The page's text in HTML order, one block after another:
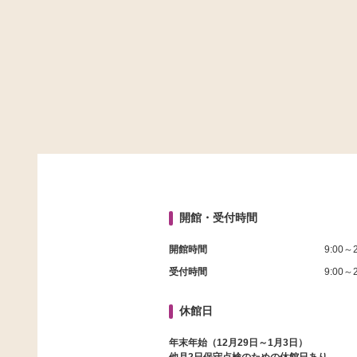
開館・受付時間
開館時間
9:00～
受付時間
9:00～
休館日
年末年始（12月29日～1月3日）